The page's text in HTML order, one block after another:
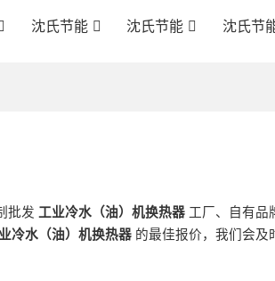
沈氏节能 沈氏节能 沈氏节
批发 工业冷水（油）机换热器工厂、自有品
冷水（油）机换热器的最佳报价，我们会及